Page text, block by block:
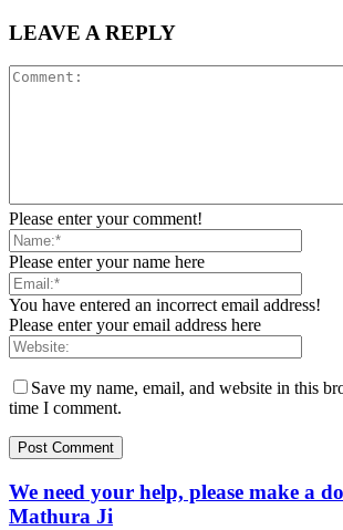
LEAVE A REPLY
Please enter your comment!
Please enter your name here
You have entered an incorrect email address!
Please enter your email address here
Save my name, email, and website in this
time I comment.
We need your help, please make a
Mathura Ji